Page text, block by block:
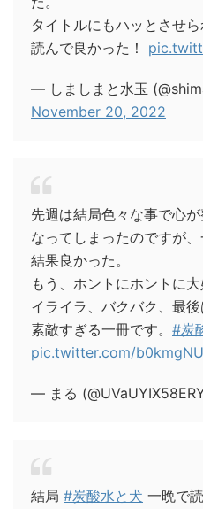
タイトルにもハッとさせら
読んで良かった！
— しましまと水玉
November 20, 2022
先週は結局色々な事で心
なってしまったのですが
結果良かった。
もう、ホントにホントに大
イライラ、バクバク、最後
素敵すぎる一冊です。 #炭
pic.twitter.com/
— まる
結局 #炭酸水と犬 一晩で